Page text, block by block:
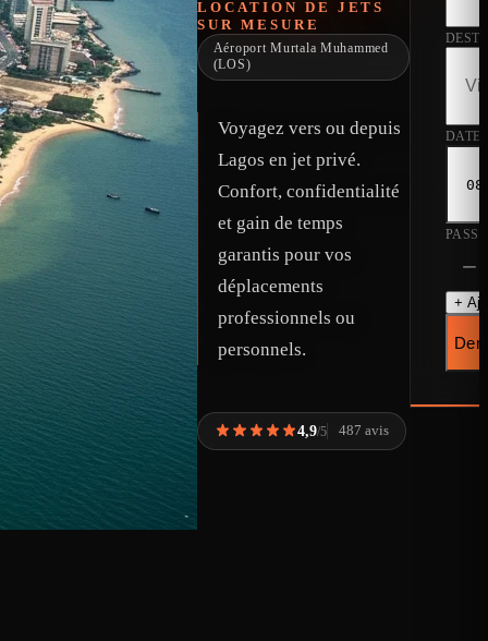
LOCATION DE JETS
SUR MESURE
Aéroport Murtala Muhammed
(LOS)
Voyagez vers ou depuis
Lagos en jet privé.
Confort, confidentialité
et gain de temps
garantis pour vos
déplacements
professionnels ou
personnels.
4,9/5 487 avis
DATE
−
+